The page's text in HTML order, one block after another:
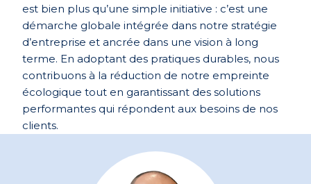
est bien plus qu’une simple initiative : c’est une
démarche globale intégrée dans notre stratégie
d’entreprise et ancrée dans une vision à long
terme. En adoptant des pratiques durables, nous
contribuons à la réduction de notre empreinte
écologique tout en garantissant des solutions
performantes qui répondent aux besoins de nos
clients.